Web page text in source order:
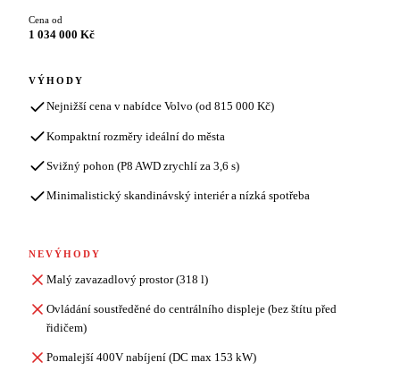
Cena od
1 034 000 Kč
VÝHODY
Nejnižší cena v nabídce Volvo (od 815 000 Kč)
Kompaktní rozměry ideální do města
Svižný pohon (P8 AWD zrychlí za 3,6 s)
Minimalistický skandinávský interiér a nízká spotřeba
NEVÝHODY
Malý zavazadlový prostor (318 l)
Ovládání soustředěné do centrálního displeje (bez štítu před
řidičem)
Pomalejší 400V nabíjení (DC max 153 kW)